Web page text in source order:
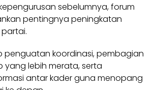
sebelumnya, forum
pentingnya peningkatan
penguatan koordinasi, pembagian
lebih merata, serta
antar kader guna menopang